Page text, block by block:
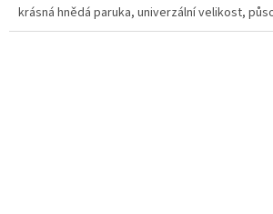
krásná hnědá paruka, univerzální velikost,